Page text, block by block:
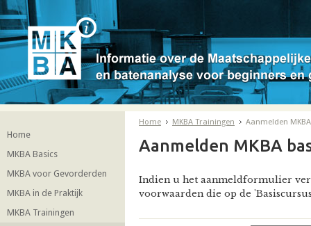
Home
MKBA Basics
MKBA voor Gevorderden
MKBA in de Praktijk
MKBA Trainingen
Home MKBA Trainingen Aanmelden
Aanmelden MKBA
Indien u het aanmeldformulier
voorwaarden die op de